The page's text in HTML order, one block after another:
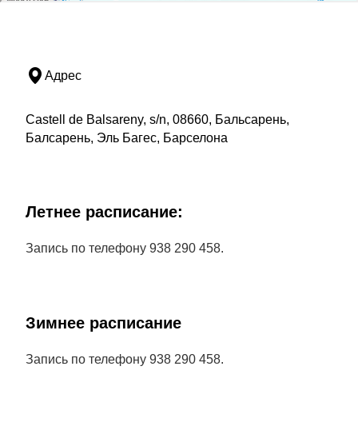
Адрес
Castell de Balsareny, s/n, 08660, Бальсарень,
Балсарень, Эль Багес, Барселона
Летнее расписание:
Запись по телефону 938 290 458.
Зимнее расписание
Запись по телефону 938 290 458.